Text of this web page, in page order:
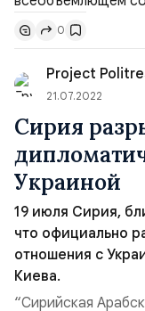
2022 года
сотрудничестве
соглашение будет
до конца года, —
0
Project
21.07.2022
Сирия
Украиной
19 июля Сирия,
что официально
отношения с
Киева.
“Сирийская